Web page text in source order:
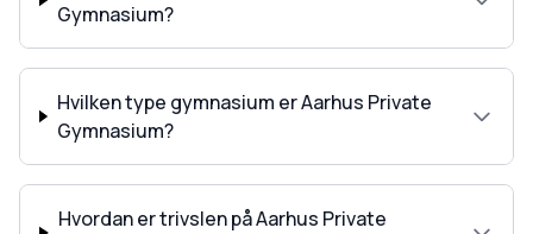
Gymnasium?
Hvilken type gymnasium er Aarhus Private
Gymnasium?
Hvordan er trivslen på Aarhus Private